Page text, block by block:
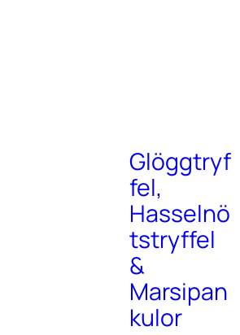
Glöggtryf
fel,
Hasselnö
tstryffel
&
Marsipan
kulor